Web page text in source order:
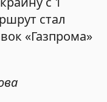
стал
«Газпрома»